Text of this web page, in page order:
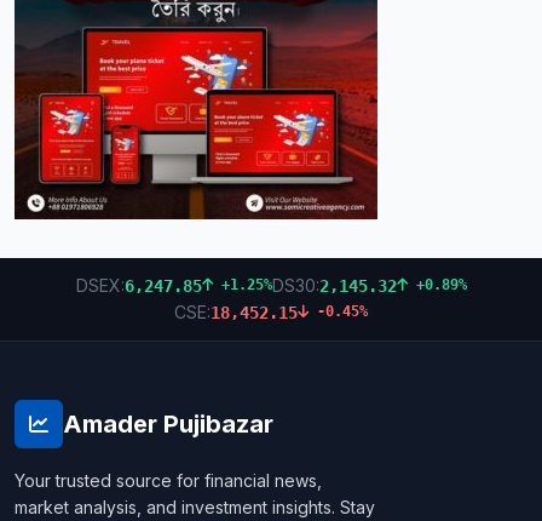
DSEX:6,247.85 +1.25%DS30:2,145.32 +0.89%
CSE:18,452.15 -0.45%
Amader Pujibazar
Your trusted source for financial news,
market analysis, and investment insights. Stay